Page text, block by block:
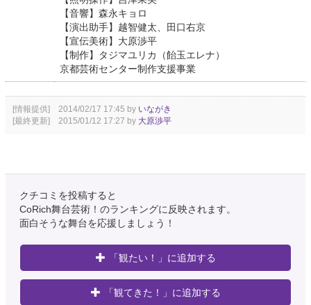
【音響】森永キョロ
【演出助手】越智健太、田口右京
【宣伝美術】大原渉平
【制作】タジマユリカ（飴玉エレナ）
京都芸術センター制作支援事業
[情報提供] 2014/02/17 17:45 by いながき
[最終更新] 2015/01/12 17:27 by 大原渉平
クチコミを投稿すると
CoRich舞台芸術！のランキングに反映されます。
面白そうな舞台を応援しましょう！
「観たい！」に追加する
「観てきた！」に追加する